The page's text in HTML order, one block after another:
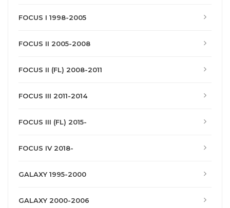
FOCUS I 1998-2005
FOCUS II 2005-2008
FOCUS II (FL) 2008-2011
FOCUS III 2011-2014
FOCUS III (FL) 2015-
FOCUS IV 2018-
GALAXY 1995-2000
GALAXY 2000-2006